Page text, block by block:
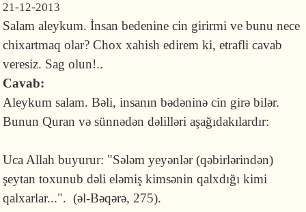
21-12-2013
Salam aleykum. İnsan bedenine cin girirmi ve bunu nece
chixartmaq olar? Chox xahish edirem ki, etrafli cavab
veresiz. Sag olun!..
Cavab:
Aleykum salam. Bəli, insanın bədəninə cin girə bilər.
Bunun Quran və sünnədən dəlilləri aşağıdakılardır:
Uca Allah buyurur: "Sələm yeyənlər (qəbirlərindən)
şeytan toxunub dəli eləmiş kimsənin qalxdığı kimi
qalxarlar...". (əl-Bəqərə, 275).